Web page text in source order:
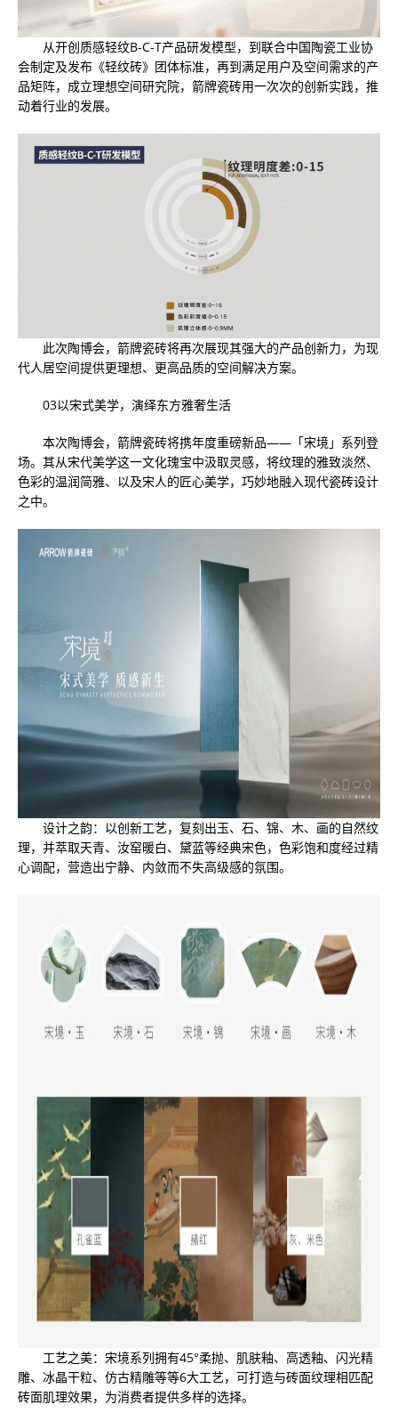
从开创质感轻纹B-C-T产品研发模型，到联合中国陶瓷工业协
会制定及发布《轻纹砖》团体标准，再到满足用户及空间需求的产
品矩阵，成立理想空间研究院，箭牌瓷砖用一次次的创新实践，推
动着行业的发展。
此次陶博会，箭牌瓷砖将再次展现其强大的产品创新力，为现
代人居空间提供更理想、更高品质的空间解决方案。
03以宋式美学，演绎东方雅奢生活
本次陶博会，箭牌瓷砖将携年度重磅新品——「宋境」系列登
场。其从宋代美学这一文化瑰宝中汲取灵感，将纹理的雅致淡然、
色彩的温润简雅、以及宋人的匠心美学，巧妙地融入现代瓷砖设计
之中。
设计之韵：以创新工艺，复刻出玉、石、锦、木、画的自然纹
理，并萃取天青、汝窑暖白、黛蓝等经典宋色，色彩饱和度经过精
心调配，营造出宁静、内敛而不失高级感的氛围。
工艺之美：宋境系列拥有45°柔抛、肌肤釉、高透釉、闪光精
雕、冰晶干粒、仿古精雕等等6大工艺，可打造与砖面纹理相匹配
砖面肌理效果，为消费者提供多样的选择。